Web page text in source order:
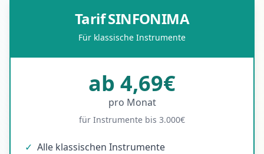
Tarif SINFONIMA
Für klassische Instrumente
ab 4,69€
pro Monat
für Instrumente bis 3.000€
✓ Alle klassischen Instrumente